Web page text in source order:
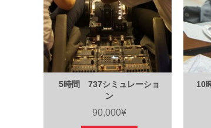
5時間 737シミュレーショ
ン
90,000¥
10